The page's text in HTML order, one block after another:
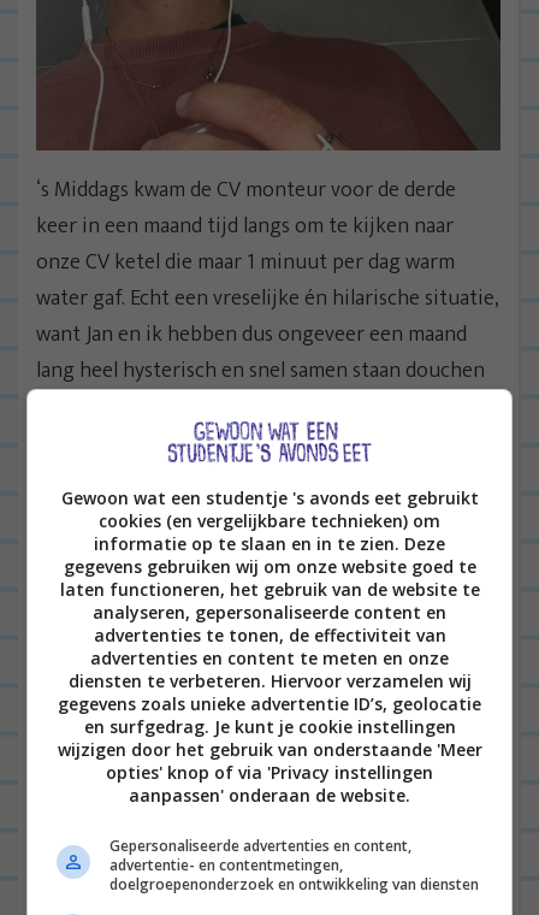
‘s Middags kwam de CV monteur voor de derde
keer in een maand tijd langs om te kijken naar
onze CV ketel die maar 1 minuut per dag warm
water gaf. Echt een vreselijke én hilarische situatie,
want Jan en ik hebben dus ongeveer een maand
lang heel hysterisch en snel samen staan douchen
hahaha. Wat een ellende. Gelukkig was er echt een
vervangen en nu kunnen we gewoon weer
douchen. Man, wat lekker. Wat een luxe. Je weet pas
wat je hebt, als het er niet is.
Aan het einde van de middag ben ik lekker aan de
keukentafel gaan zitten met een wijntje om de
laatste dingen van mijn to do list af te ronden. En
daarna dook ik de keuken in om pizzaatjes te
bakken. Heerlijk!
Gewoon wat een studentje 's avonds eet gebruikt
cookies (en vergelijkbare technieken) om
informatie op te slaan en in te zien. Deze
gegevens gebruiken wij om onze website goed te
laten functioneren, het gebruik van de website te
analyseren, gepersonaliseerde content en
advertenties te tonen, de effectiviteit van
advertenties en content te meten en onze
diensten te verbeteren. Hiervoor verzamelen wij
gegevens zoals unieke advertentie ID’s, geolocatie
en surfgedrag. Je kunt je cookie instellingen
wijzigen door het gebruik van onderstaande 'Meer
opties' knop of via 'Privacy instellingen
aanpassen' onderaan de website.
Gepersonaliseerde advertenties en content,
advertentie- en contentmetingen,
doelgroepenonderzoek en ontwikkeling van diensten